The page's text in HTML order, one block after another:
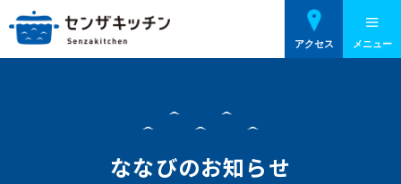
メニュー
アクセス
ななびのお知らせ